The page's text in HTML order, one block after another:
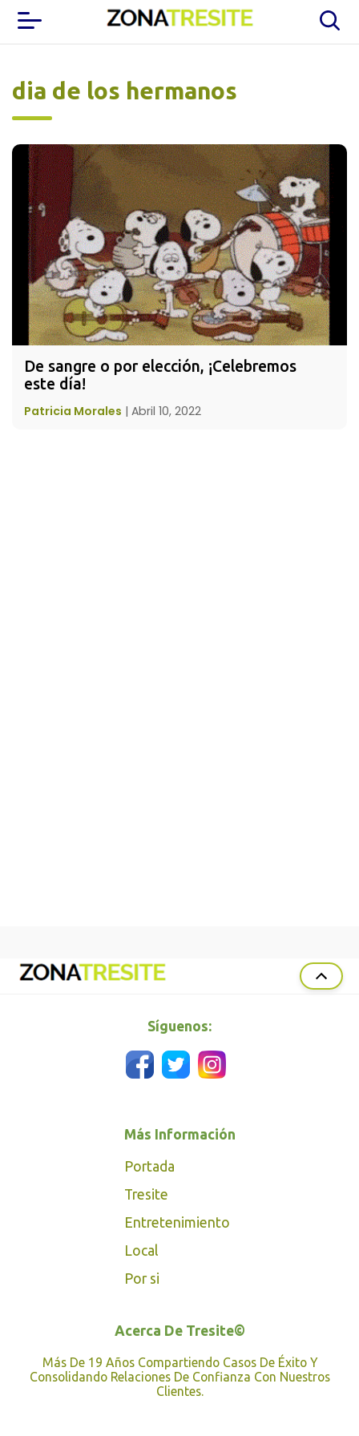
dia de los hermanos
De sangre o por elección, ¡Celebremos
este día!
Patricia Morales | Abril 10, 2022
Síguenos:
Más Información
Portada
Tresite
Entretenimiento
Local
Por si
Acerca De Tresite©
Más De 19 Años Compartiendo Casos De Éxito Y
Consolidando Relaciones De Confianza Con Nuestros
Clientes.